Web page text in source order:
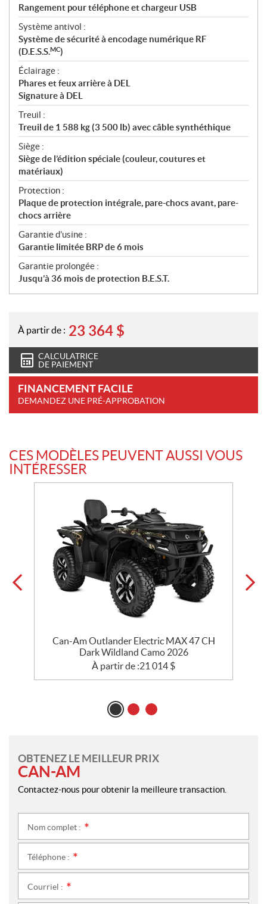
Rangement pour téléphone et chargeur USB
Système antivol :
Système de sécurité à encodage numérique RF
(D.E.S.S.MC)
Éclairage :
Phares et feux arrière à DEL
Signature à DEL
Treuil :
Treuil de 1 588 kg (3 500 lb) avec câble synthéthique
Siège :
Siège de l’édition spéciale (couleur, coutures et
matériaux)
Protection :
Plaque de protection intégrale, pare-chocs avant, pare-
chocs arrière
Garantie d'usine :
Garantie limitée BRP de 6 mois
Garantie prolongée :
Jusqu’à 36 mois de protection B.E.S.T.
À partir de : 23 364 $
CALCULATRICE
DE PAIEMENT
FINANCEMENT FACILE
DEMANDEZ UNE PRÉ-APPROBATION
CES MODÈLES PEUVENT AUSSI VOUS
INTÉRESSER
Can-Am Outlander Electric MAX 47 CH
Dark Wildland Camo 2026
À partir de :21 014 $
OBTENEZ LE MEILLEUR PRIX
CAN-AM
Contactez-nous pour obtenir la meilleure transaction.
Nom complet :
Téléphone :
Courriel :